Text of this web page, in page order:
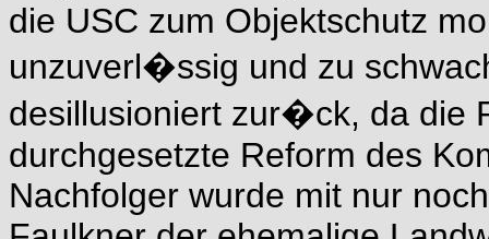
die USC zum Objektschutz
unzuverl�ssig und zu
desillusioniert zur�ck, da die
durchgesetzte Reform des
Nachfolger wurde mit nur